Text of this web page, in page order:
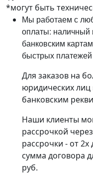
*могут быть
Мы работаем с
оплаты: наличный
банковским
быстрых платежей
Для заказов на
юридических
банковским
Наши клиенты
рассрочкой
рассрочки - от
сумма договора
руб.